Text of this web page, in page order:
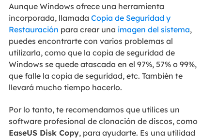
Aunque Windows ofrece una herramienta
incorporada, llamada Copia de Seguridad y
Restauración para crear una imagen del sistema,
puedes encontrarte con varios problemas al
utilizarla, como que la copia de seguridad de
Windows se quede atascada en el 97%, 57% o 99%,
que falle la copia de seguridad, etc. También te
llevará mucho tiempo hacerlo.
Por lo tanto, te recomendamos que utilices un
software profesional de clonación de discos, como
EaseUS Disk Copy, para ayudarte. Es una utilidad